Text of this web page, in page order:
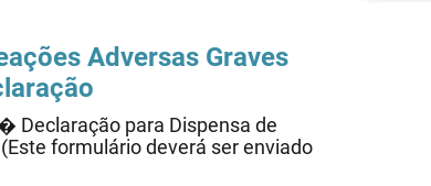
Adversas Graves
para Dispensa de
formulário deverá ser enviado